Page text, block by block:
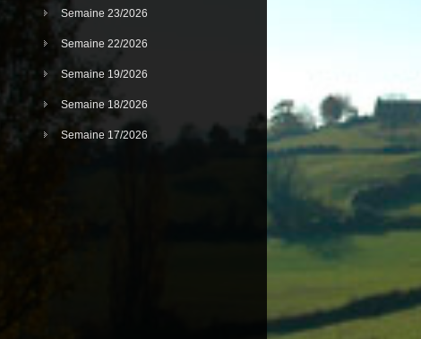
Semaine 23/2026
Semaine 22/2026
Semaine 19/2026
Semaine 18/2026
Semaine 17/2026